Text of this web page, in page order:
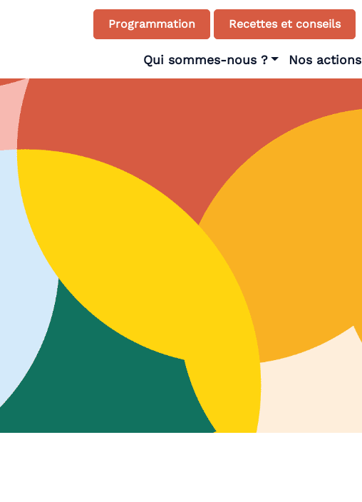
Programmation Recettes et conseils
Qui sommes-nous ? Nos actions